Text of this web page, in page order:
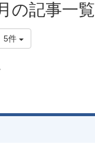
の記事一覧
5件